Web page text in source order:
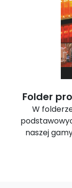
Folder
W
naszej